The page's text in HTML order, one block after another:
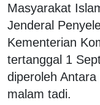
Masyarakat
Jenderal
Kementerian
tertanggal 1
diperoleh
malam tadi.